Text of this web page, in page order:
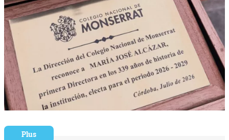
Plus